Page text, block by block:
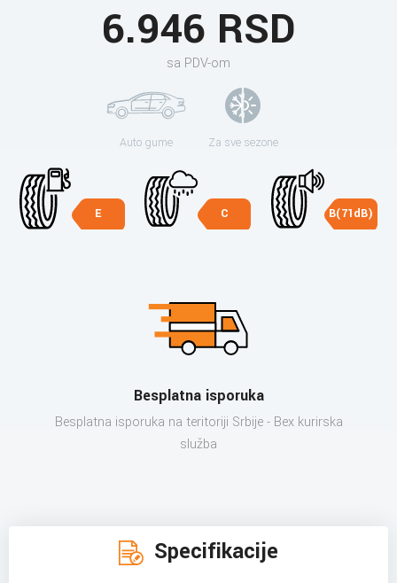
6.946 RSD
sa PDV-om
Auto gume Za sve sezone
E C B(71dB)
Besplatna isporuka
Besplatna isporuka na teritoriji Srbije - Bex kurirska
služba
Specifikacije